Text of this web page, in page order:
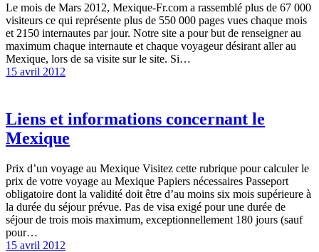
Le mois de Mars 2012, Mexique-Fr.com a rassemblé plus de 67 000
visiteurs ce qui représente plus de 550 000 pages vues chaque mois
et 2150 internautes par jour. Notre site a pour but de renseigner au
maximum chaque internaute et chaque voyageur désirant aller au
Mexique, lors de sa visite sur le site. Si…
15 avril 2012
Liens et informations concernant le
Mexique
Prix d’un voyage au Mexique Visitez cette rubrique pour calculer le
prix de votre voyage au Mexique Papiers nécessaires Passeport
obligatoire dont la validité doit être d’au moins six mois supérieure à
la durée du séjour prévue. Pas de visa exigé pour une durée de
séjour de trois mois maximum, exceptionnellement 180 jours (sauf
pour…
15 avril 2012